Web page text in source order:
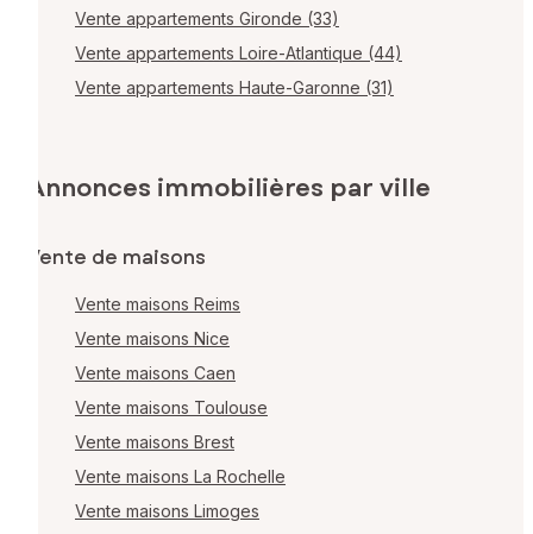
Vente appartements Gironde (33)
Vente appartements Loire-Atlantique (44)
Vente appartements Haute-Garonne (31)
Annonces immobilières par ville
Vente de maisons
Vente maisons Reims
Vente maisons Nice
Vente maisons Caen
Vente maisons Toulouse
Vente maisons Brest
Vente maisons La Rochelle
Vente maisons Limoges